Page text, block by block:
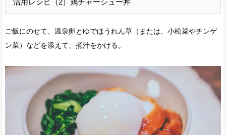
活用レシピ（2）鶏チャーシュー丼
ご飯にのせて、温泉卵とゆでほうれん草（または、小松菜やチンゲ
ン菜）などを添えて、煮汁をかける。